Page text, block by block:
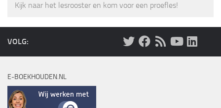
Kijk naar het lesrooster en kom voor een proefles!
VOLG:
E-BOEKHOUDEN.NL